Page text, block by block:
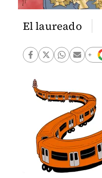
El laureado